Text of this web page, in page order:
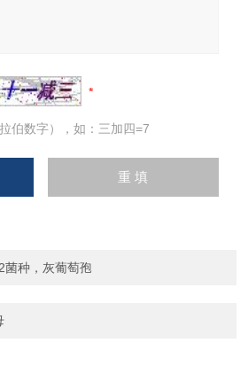
伯数字），如：三加四=7
菌种，灰葡萄孢